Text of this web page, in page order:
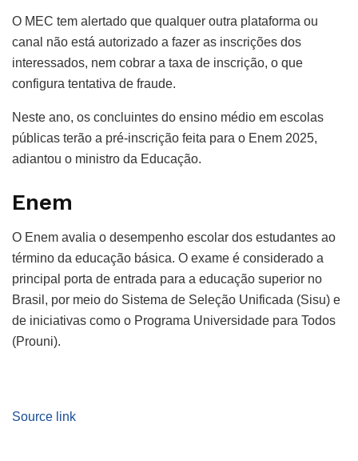
O MEC tem alertado que qualquer outra plataforma ou
canal não está autorizado a fazer as inscrições dos
interessados, nem cobrar a taxa de inscrição, o que
configura tentativa de fraude.
Neste ano, os concluintes do ensino médio em escolas
públicas terão a pré-inscrição feita para o Enem 2025,
adiantou o ministro da Educação.
Enem
O Enem avalia o desempenho escolar dos estudantes ao
término da educação básica. O exame é considerado a
principal porta de entrada para a educação superior no
Brasil, por meio do Sistema de Seleção Unificada (Sisu) e
de iniciativas como o Programa Universidade para Todos
(Prouni).
Source link